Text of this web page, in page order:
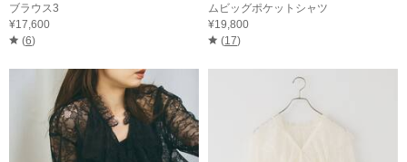
ブラウス3
¥17,600
(6)
ムビッグポケットシャツ
¥19,800
(17)